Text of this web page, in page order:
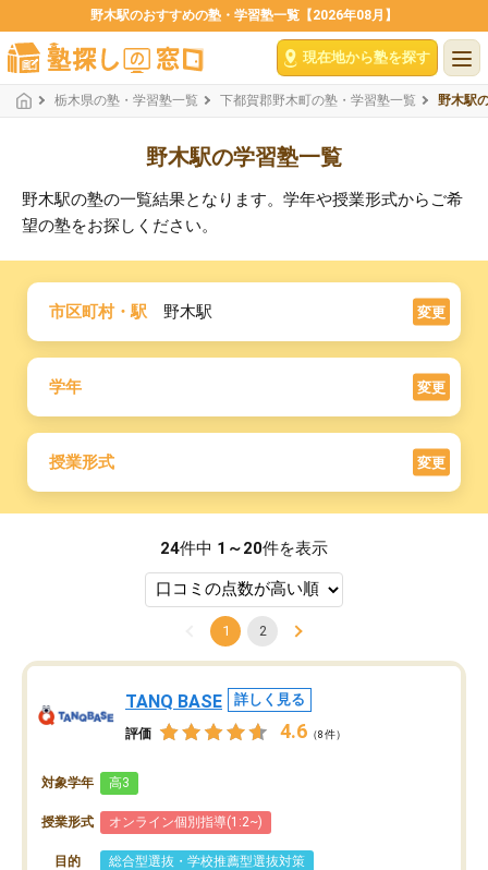
野木駅のおすすめの塾・学習塾一覧【2026年08月】
現在地から塾を探す
栃木県の塾・学習塾一覧 下都賀郡野木町の塾・学習塾一覧 野木駅
野木駅の学習塾一覧
野木駅の塾の一覧結果となります。学年や授業形式からご希
望の塾をお探しください。
市区町村・駅 野木駅 変更
学年 変更
授業形式 変更
24件中 1～20件を表示
1 2
TANQ BASE 詳しく見る
評価 4.6 （8件）
対象学年 高3
授業形式 オンライン個別指導(1:2~)
目的 総合型選抜・学校推薦型選抜対策